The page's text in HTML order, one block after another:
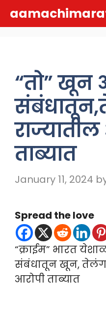
“तो” खून
ताब्यात
January 11, 2024
Spread the love
“क्राईम” भारत
संबंधातून खून,
आरोपी ताब्यात